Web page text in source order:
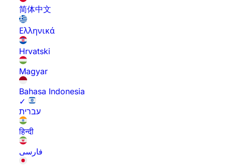
简体中文
Ελληνικά
Hrvatski
Magyar
Bahasa Indonesia
✓
עברית
हिन्दी
فارسی